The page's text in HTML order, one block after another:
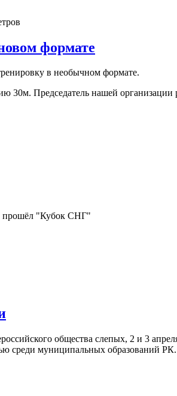
формате
в необычном формате.
Председатель нашей
прошёл "Кубок СНГ"
общества слепых, 2 и 3
среди муниципальных образований РК.